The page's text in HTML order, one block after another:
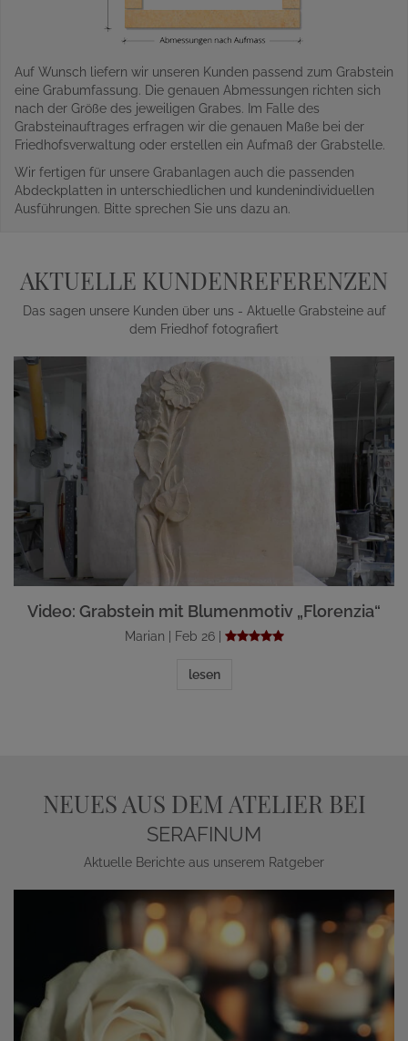
Auf Wunsch liefern wir unseren Kunden passend zum Grabstein
eine Grabumfassung. Die genauen Abmessungen richten sich
nach der Größe des jeweiligen Grabes. Im Falle des
Grabsteinauftrages erfragen wir die genauen Maße bei der
Friedhofsverwaltung oder erstellen ein Aufmaß der Grabstelle.
Wir fertigen für unsere Grabanlagen auch die passenden
Abdeckplatten in unterschiedlichen und kundenindividuellen
Ausführungen. Bitte sprechen Sie uns dazu an.
AKTUELLE KUNDENREFERENZEN
Das sagen unsere Kunden über uns - Aktuelle Grabsteine auf
dem Friedhof fotografiert
Video: Grabstein mit Blumenmotiv „Florenzia“
Marian | Feb 26 |
lesen
NEUES AUS DEM ATELIER BEI
SERAFINUM
Aktuelle Berichte aus unserem Ratgeber